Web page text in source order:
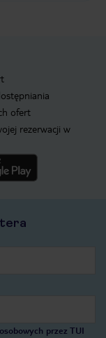
ofert
rezerwacji w
przez TUI